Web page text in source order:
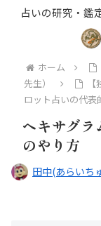
占いの研究・鑑
ホーム
先生）
ロット占いの代表
ヘキサグラ
のやり方
田中(あらいち